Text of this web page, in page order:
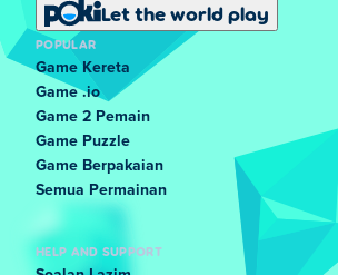
Let the world play
POPULAR
Game Kereta
Game .io
Game 2 Pemain
Game Puzzle
Game Berpakaian
Semua Permainan
HELP AND SUPPORT